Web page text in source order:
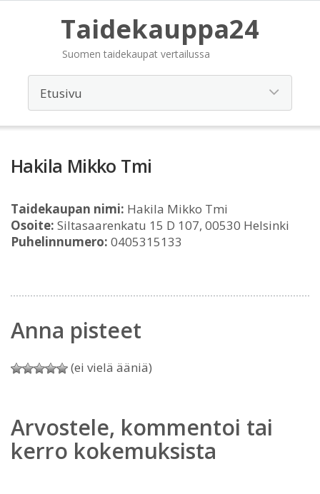
Taidekauppa24
Suomen taidekaupat vertailussa
Hakila Mikko Tmi
Taidekaupan nimi: Hakila Mikko Tmi
Osoite: Siltasaarenkatu 15 D 107, 00530 Helsinki
Puhelinnumero: 0405315133
Anna pisteet
(ei vielä ääniä)
Arvostele, kommentoi tai
kerro kokemuksista